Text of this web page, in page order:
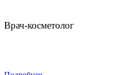
Врач-косметолог